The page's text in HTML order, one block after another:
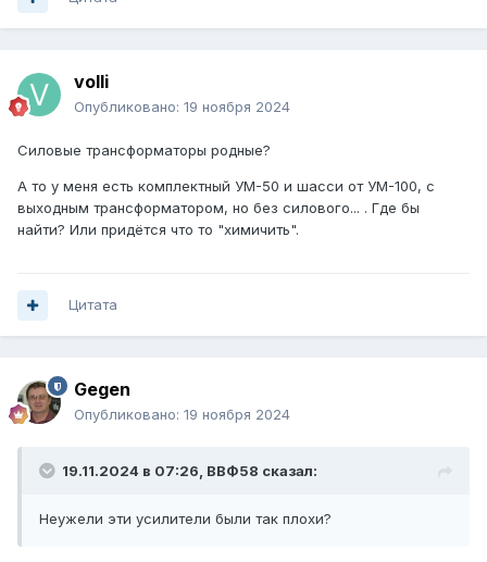
volli
Опубликовано: 19 ноября 2024
Силовые трансформаторы родные?
А то у меня есть комплектный УМ-50 и шасси от УМ-100, с
выходным трансформатором, но без силового... . Где бы
найти? Или придётся что то "химичить".
Цитата
Gegen
Опубликовано: 19 ноября 2024
19.11.2024 в 07:26, ВВФ58 сказал:
Неужели эти усилители были так плохи?